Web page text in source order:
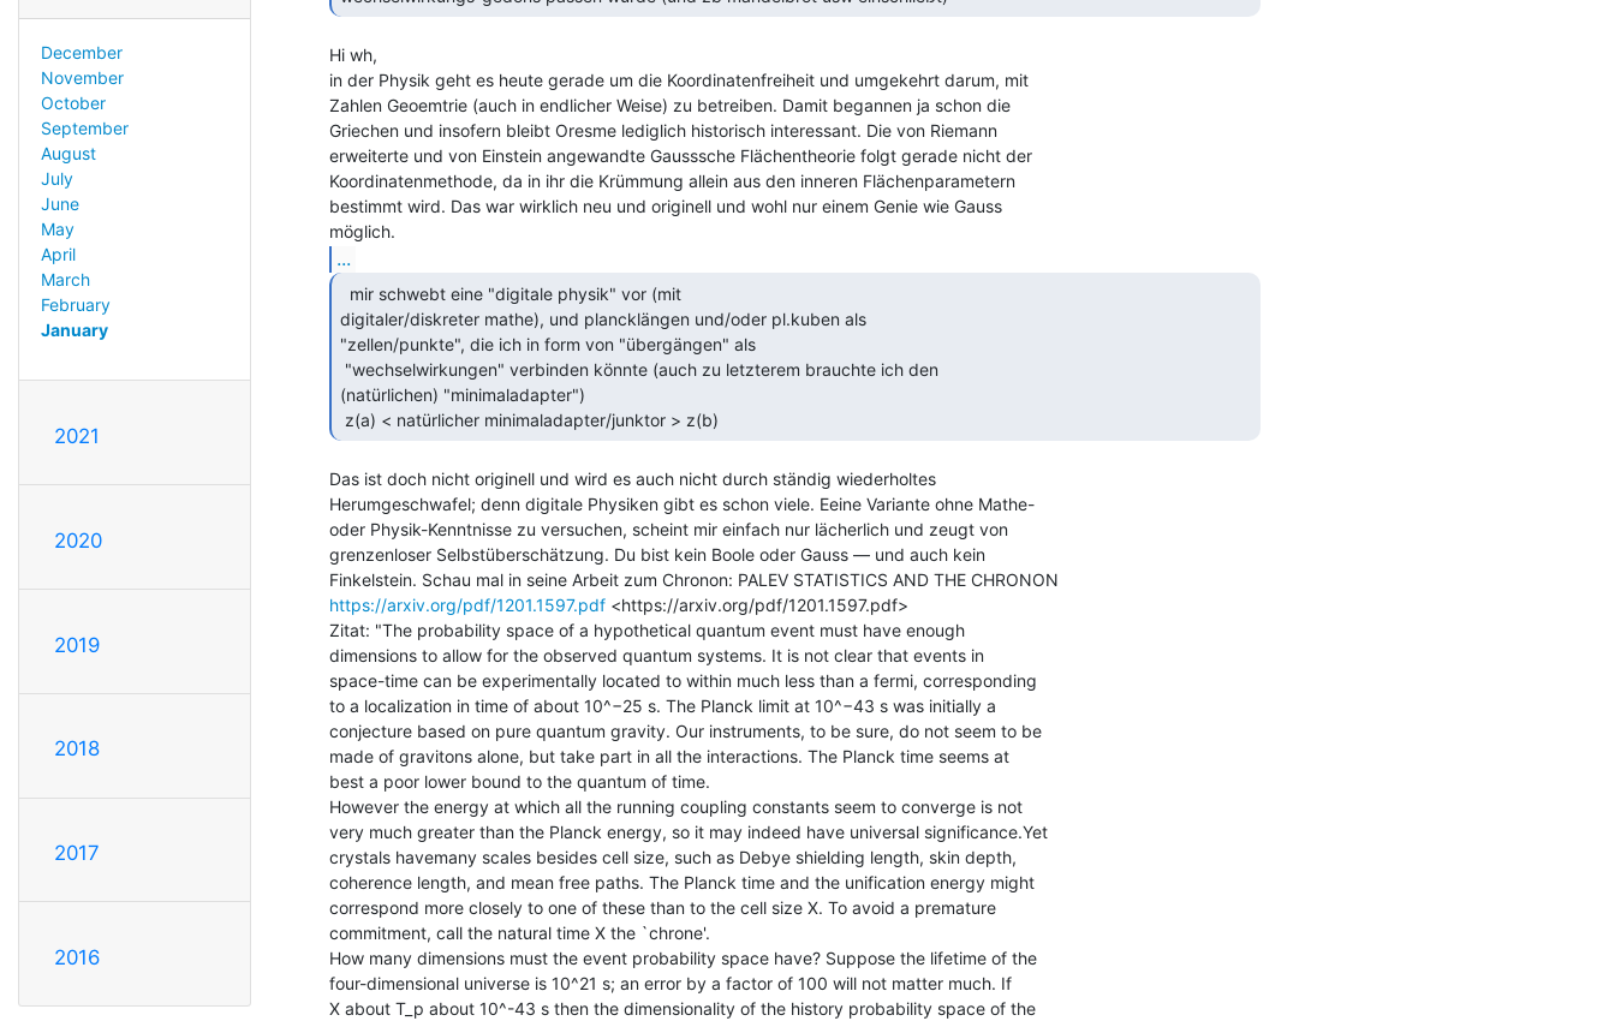
December
November
October
September
August
July
June
May
April
March
February
January
2021
2020
2019
2018
2017
2016
Hi wh,
in der Physik geht es heute gerade um die Koordinatenfreiheit und umgekehrt darum, mit
Zahlen Geoemtrie (auch in endlicher Weise) zu betreiben. Damit begannen ja schon die
Griechen und insofern bleibt Oresme lediglich historisch interessant. Die von Riemann
erweiterte und von Einstein angewandte Gausssche Flächentheorie folgt gerade nicht der
Koordinatenmethode, da in ihr die Krümmung allein aus den inneren Flächenparametern
bestimmt wird. Das war wirklich neu und originell und wohl nur einem Genie wie Gauss
...
digitaler/diskreter mathe), und plancklängen und/oder pl.kuben als
"zellen/punkte", die ich in form von "übergängen" als
(natürlichen) "minimaladapter")
z(a) < natürlicher minimaladapter/junktor > z(b)
Das ist doch nicht originell und wird es auch nicht durch ständig wiederholtes
Herumgeschwafel; denn digitale Physiken gibt es schon viele. Eeine Variante ohne Mathe-
oder Physik-Kenntnisse zu versuchen, scheint mir einfach nur lächerlich und zeugt von
grenzenloser Selbstüberschätzung. Du bist kein Boole oder Gauss — und auch kein
https://arxiv.org/pdf/1201.1597.pdf <https://arxiv.org/pdf/1201.1597.pdf>
Zitat: "The probability space of a hypothetical quantum event must have enough
dimensions to allow for the observed quantum systems. It is not clear that events in
space-time can be experimentally located to within much less than a fermi, corresponding
to a localization in time of about 10^−25 s. The Planck limit at 10^−43 s was initially a
conjecture based on pure quantum gravity. Our instruments, to be sure, do not seem to be
made of gravitons alone, but take part in all the interactions. The Planck time seems at
best a poor lower bound to the quantum of time.
However the energy at which all the running coupling constants seem to converge is not
very much greater than the Planck energy, so it may indeed have universal significance.Yet
crystals havemany scales besides cell size, such as Debye shielding length, skin depth,
coherence length, and mean free paths. The Planck time and the unification energy might
correspond more closely to one of these than to the cell size X. To avoid a premature
commitment, call the natural time X the `chrone'.
How many dimensions must the event probability space have? Suppose the lifetime of the
four-dimensional universe is 10^21 s; an error by a factor of 100 will not matter much. If
X about T_p about 10^-43 s then the dimensionality of the history probability space of the